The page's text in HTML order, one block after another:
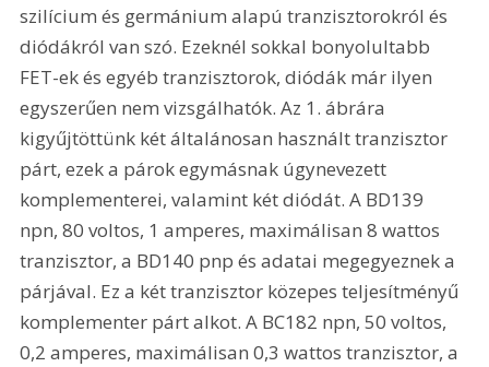
szilícium és germánium alapú tranzisztorokról és
diódákról van szó. Ezeknél sokkal bonyolultabb
FET-ek és egyéb tranzisztorok, diódák már ilyen
egyszerűen nem vizsgálhatók. Az 1. ábrára
kigyűjtöttünk két általánosan használt tranzisztor
párt, ezek a párok egymásnak úgynevezett
komplementerei, valamint két diódát. A BD139
npn, 80 voltos, 1 amperes, maximálisan 8 wattos
tranzisztor, a BD140 pnp és adatai megegyeznek a
párjával. Ez a két tranzisztor közepes teljesítményű
komplementer párt alkot. A BC182 npn, 50 voltos,
0,2 amperes, maximálisan 0,3 wattos tranzisztor, a